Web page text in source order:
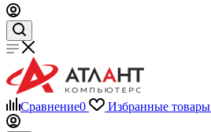
Сравнение0 Избранные товары